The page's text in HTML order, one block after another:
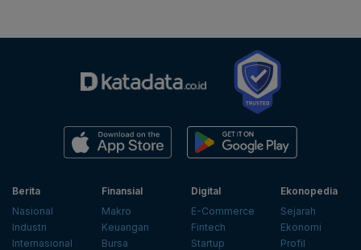
Berita
Nasional
Industri
Internasional
Finansial
Makro
Keuangan
Bursa
Digital
E-Commerce
Fintech
Startup
Ekonopedia
Sejarah
Ekonomi
Profil